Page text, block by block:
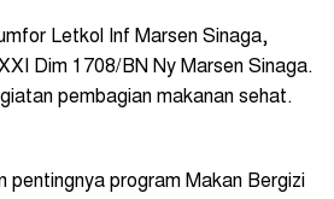
Letkol Inf Marsen Sinaga,
Dim 1708/BN Ny Marsen Sinaga.
pembagian makanan sehat.
pentingnya program Makan Bergizi